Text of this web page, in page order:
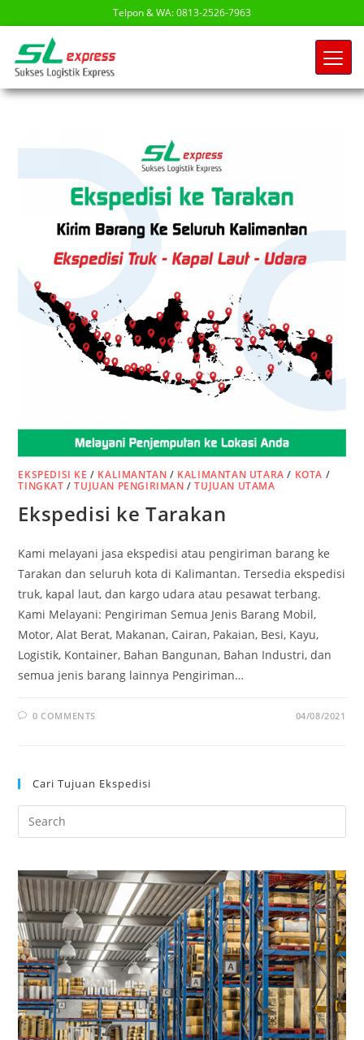
Telpon & WA: 0813-2526-7963
EKSPEDISI KE / KALIMANTAN / KALIMANTAN UTARA / KOTA /
TINGKAT /TUJUAN PENGIRIMAN /TUJUAN UTAMA
Ekspedisi ke Tarakan
Kami melayani jasa ekspedisi atau pengiriman barang ke
Tarakan dan seluruh kota di Kalimantan. Tersedia ekspedisi
truk, kapal laut, dan kargo udara atau pesawat terbang.
Kami Melayani: Pengiriman Semua Jenis Barang Mobil,
Motor, Alat Berat, Makanan, Cairan, Pakaian, Besi, Kayu,
Logistik, Kontainer, Bahan Bangunan, Bahan Industri, dan
semua jenis barang lainnya Pengiriman…
0 COMMENTS 04/08/2021
Cari Tujuan Ekspedisi